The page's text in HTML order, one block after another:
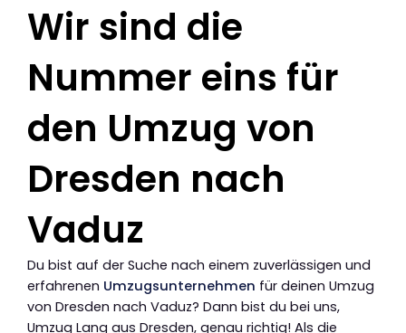
Wir sind die
Nummer eins für
den Umzug von
Dresden nach
Vaduz
Du bist auf der Suche nach einem zuverlässigen und
erfahrenen Umzugsunternehmen für deinen Umzug
von Dresden nach Vaduz? Dann bist du bei uns,
Umzug Lang aus Dresden, genau richtig! Als die